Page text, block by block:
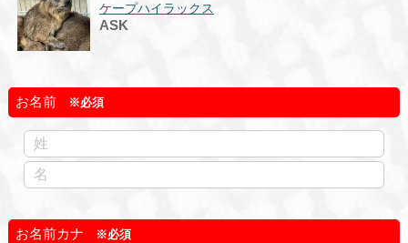
ケープハイラックス
ASK
お名前
お名前カナ